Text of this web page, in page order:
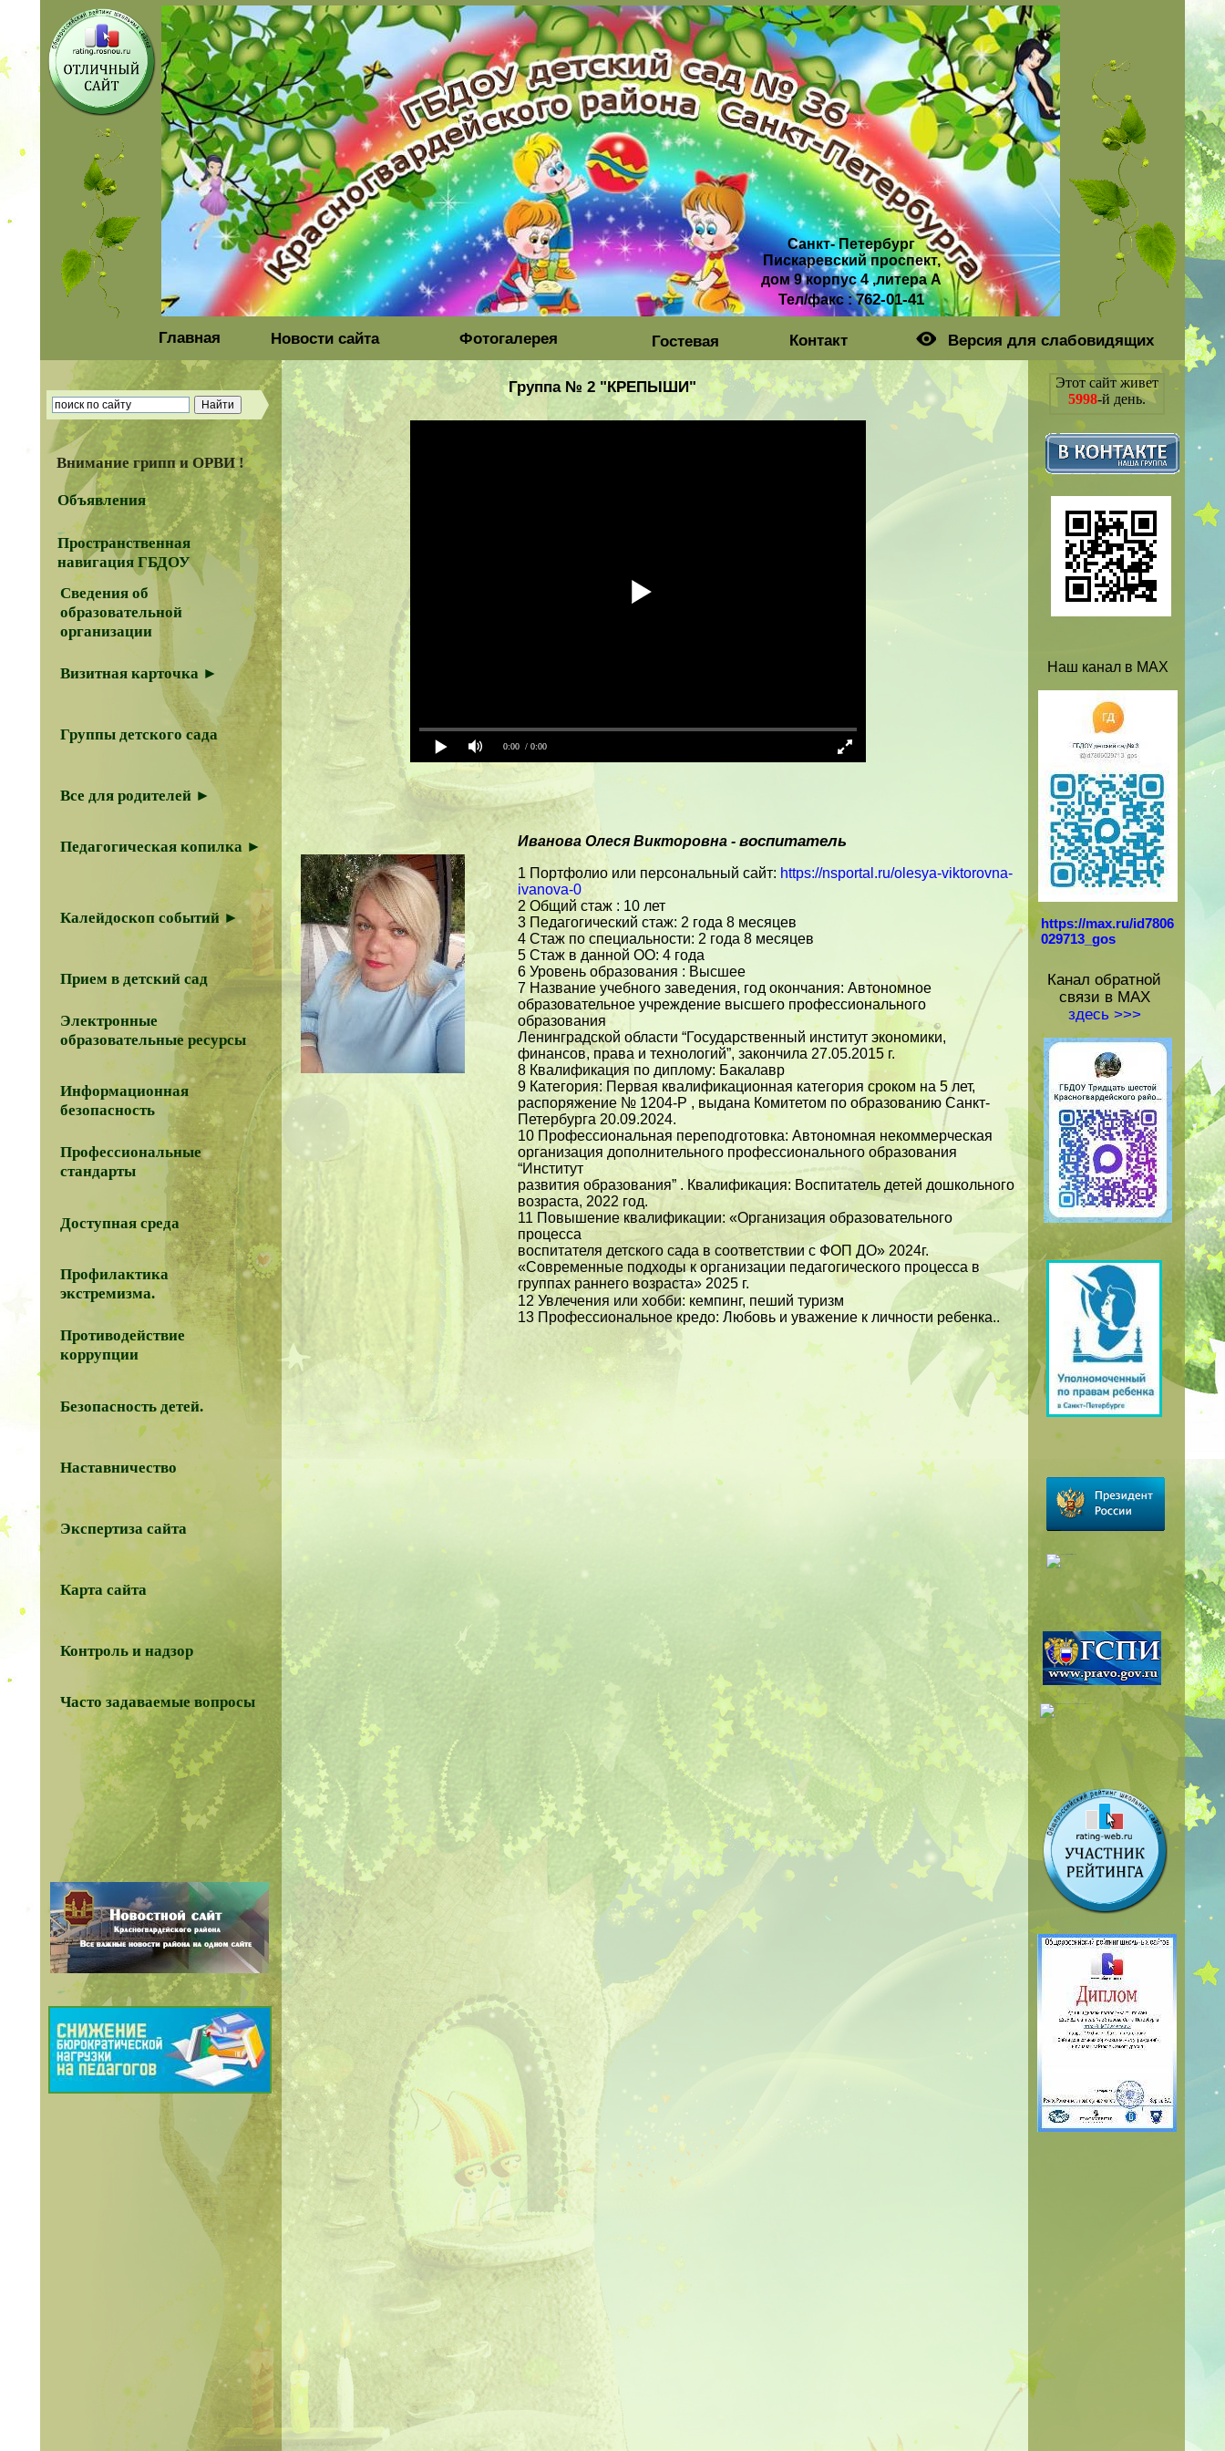
Санкт- Петербург
Пискаревский проспект,
дом 9 корпус 4 ,литера А
Тел/факс :762-01-41
Главная Новости сайта Фотогалерея Гостевая Контакт Версия для слабовидящих
Внимание грипп и ОРВИ !
Объявления
Пространственная
навигация ГБДОУ
Сведения об
образовательной
организации
Визитная карточка ►
Группы детского сада
Все для родителей ►
Педагогическая копилка ►
Калейдоскоп событий ►
Прием в детский сад
Электронные
образовательные ресурсы
Информационная
безопасность
Профессиональные
стандарты
Доступная среда
Профилактика
экстремизма.
Противодействие
коррупции
Безопасность детей.
Наставничество
Экспертиза сайта
Карта сайта
Контроль и надзор
Часто задаваемые вопросы
Группа № 2 "КРЕПЫШИ"
0:00 / 0:00
Иванова Олеся Викторовна - воспитатель
1 Портфолио или персональный сайт: https://nsportal.ru/olesya-viktorovna-
ivanova-0
2 Общий стаж : 10 лет
3 Педагогический стаж: 2 года 8 месяцев
4 Стаж по специальности: 2 года 8 месяцев
5 Стаж в данной ОО: 4 года
6 Уровень образования : Высшее
7 Название учебного заведения, год окончания: Автономное
образовательное учреждение высшего профессионального
образования
Ленинградской области “Государственный институт экономики,
финансов, права и технологий”, закончила 27.05.2015 г.
8 Квалификация по диплому: Бакалавр
9 Категория: Первая квалификационная категория сроком на 5 лет,
распоряжение № 1204-Р , выдана Комитетом по образованию Санкт-
Петербурга 20.09.2024.
10 Профессиональная переподготовка: Автономная некоммерческая
организация дополнительного профессионального образования
“Институт
развития образования” . Квалификация: Воспитатель детей дошкольного
возраста, 2022 год.
11 Повышение квалификации: «Организация образовательного
процесса
воспитателя детского сада в соответствии с ФОП ДО» 2024г.
«Современные подходы к организации педагогического процесса в
группах раннего возраста» 2025 г.
12 Увлечения или хобби: кемпинг, пеший туризм
13 Профессиональное кредо: Любовь и уважение к личности ребенка..
Этот сайт живет
5998-й день.
Наш канал в MAX
https://max.ru/id7806
029713_gos
Канал обратной
связи в МАХ
здесь >>>